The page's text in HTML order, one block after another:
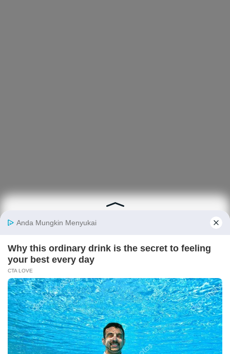
Berita
Nasional
Finansial
Makro
Digital
E-Commerce
Ekonopedia
Sejarah